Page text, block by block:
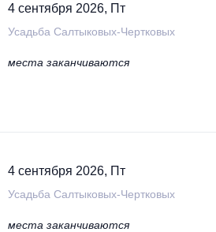
4 сентября 2026, Пт
Усадьба Салтыковых-Чертковых
места заканчиваются
4 сентября 2026, Пт
Усадьба Салтыковых-Чертковых
места заканчиваются